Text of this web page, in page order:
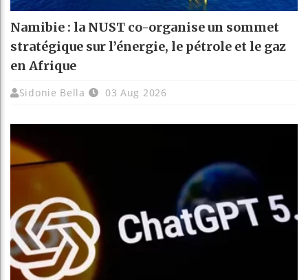
Namibie : la NUST co-organise un sommet
stratégique sur l’énergie, le pétrole et le gaz
en Afrique
Sidonie Bella 03 Aug 2026